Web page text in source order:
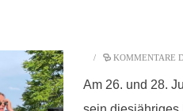
/ KOMMENTARE
Am 26. und 28.